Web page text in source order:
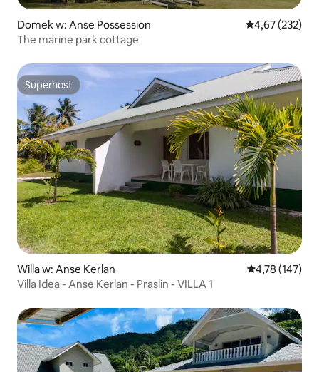
Domek w: Anse Possession Średnia
4,67 (232)
The marine park cottage
Superhost
Superhost
Willa w: Anse Kerlan Średnia
4,78 (147)
Villa Idea - Anse Kerlan - Praslin - VILLA 1